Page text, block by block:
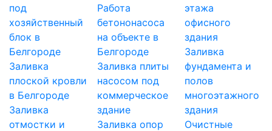
под
хозяйственный
блок в
Белгороде
Заливка
плоской кровли
в Белгороде
Заливка
отмостки и
Работа
бетононасоса
на объекте в
Белгороде
Заливка плиты
насосом под
коммерческое
здание
Заливка опор
этажа
офисного
здания
Заливка
фундамента и
полов
многоэтажного
здания
Очистные